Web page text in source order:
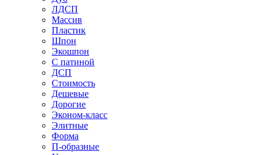
ЛДСП
Массив
Пластик
Шпон
Экошпон
С патиной
ДСП
Стоимость
Дешевые
Дорогие
Эконом-класс
Элитные
Форма
П-образные